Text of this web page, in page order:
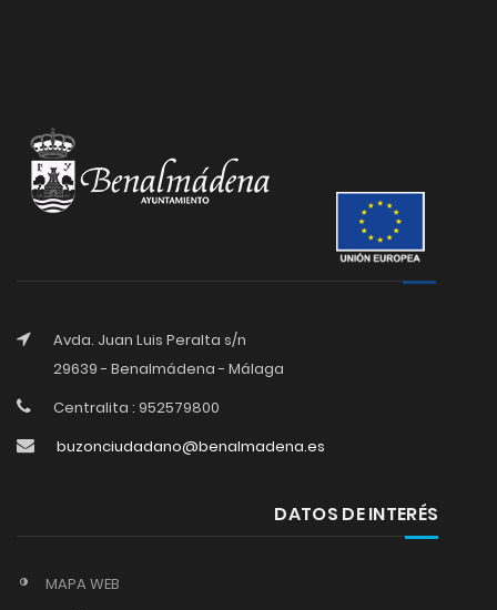
Avda. Juan Luis Peralta s/n
29639 - Benalmádena - Málaga
Centralita : 952579800
buzonciudadano@benalmadena.es
DATOS DE INTERÉS
MAPA WEB